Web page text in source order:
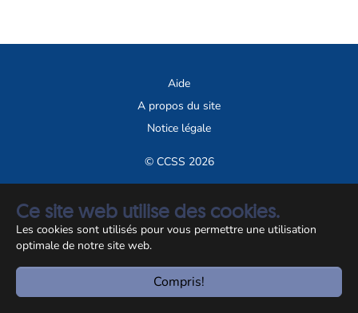
Ce site web utilise des cookies.
Les cookies sont utilisés pour vous permettre une utilisation
optimale de notre site web.
Compris!
Aide
A propos du site
Notice légale
© CCSS 2026